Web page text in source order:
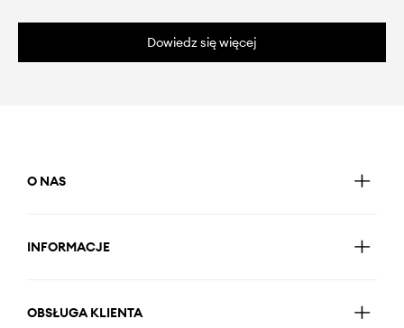
Dowiedz się więcej
O NAS
INFORMACJE
OBSŁUGA KLIENTA